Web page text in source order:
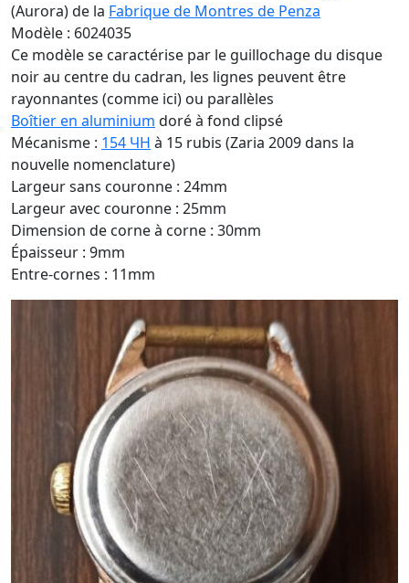
(Aurora) de la Fabrique de Montres de Penza
Modèle : 6024035
Ce modèle se caractérise par le guillochage du disque
noir au centre du cadran, les lignes peuvent être
rayonnantes (comme ici) ou parallèles
Boîtier en aluminium doré à fond clipsé
Mécanisme : 154 ЧH à 15 rubis (Zaria 2009 dans la
nouvelle nomenclature)
Largeur sans couronne : 24mm
Largeur avec couronne : 25mm
Dimension de corne à corne : 30mm
Épaisseur : 9mm
Entre-cornes : 11mm